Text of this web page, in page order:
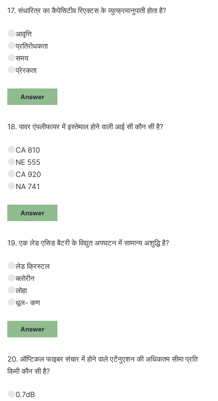
17. संधारित्र का कैपेसिटीव रिएक्टस के व्युत्क्रमानुपाती होता है?
आवृत्ति
प्रतिरोधकता
समय
प्रेरकता
Answer
18. पावर एंपलीफायर में इस्तेमाल होने वाली आई सी कौन सी है?
CA 810
NE 555
CA 920
NA 741
Answer
19. एक लेड एसिड बैटरी के विद्युत अपघटन में सामान्य अशुद्धि है?
लेड क्रिस्टल
क्लोरीन
लोहा
धूल- कण
Answer
20. ऑप्टिकल फाइबर संचार में होने वाले एटेंनुएशन की अधिकतम सीमा प्रति
किमी कौन सी है?
0.7dB